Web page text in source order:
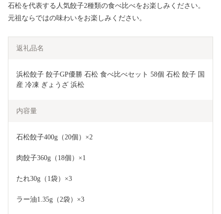
石松を代表する人気餃子2種類の食べ比べをお楽しみください。
元祖ならではの味わいをお楽しみください。
返礼品名
浜松餃子 餃子GP優勝 石松 食べ比べセット 58個 石松 餃子 国
産 冷凍 ぎょうざ 浜松
内容量
石松餃子400g（20個）×2
肉餃子360g（18個）×1
たれ30g（1袋）×3
ラー油1.35g（2袋）×3